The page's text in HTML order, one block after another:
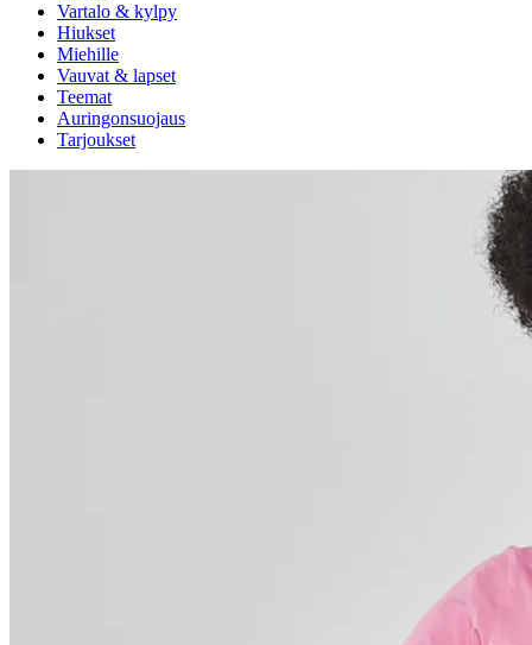
Vartalo & kylpy
Hiukset
Miehille
Vauvat & lapset
Teemat
Auringonsuojaus
Tarjoukset